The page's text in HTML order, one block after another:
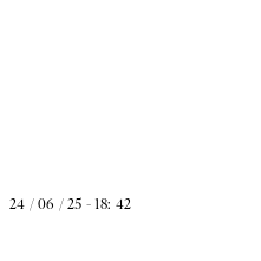
24 / 06 / 25 - 18: 42